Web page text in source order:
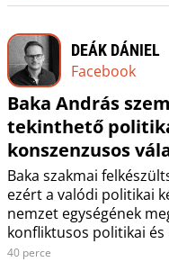
DEÁK DÁNIEL
Facebook
Baka András
tekinthető
konszenzusos
Baka szakmai
ezért a valódi politikai
nemzet egységének
konfliktusos politikai
40 perce